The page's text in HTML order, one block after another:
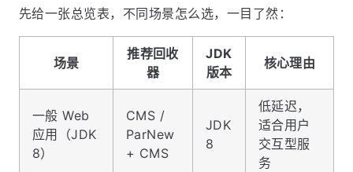
先给一张总览表，不同场景怎么选，一目了然：
场景
推荐回收
器
JDK
版本
核心理由
一般 Web
应用（JDK
8）
CMS /
ParNew
+ CMS
JDK
8
低延迟，
适合用户
交互型服
务